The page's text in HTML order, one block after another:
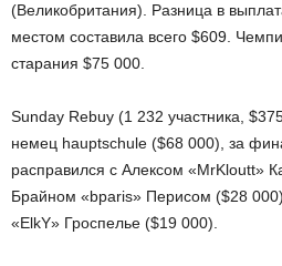
(Великобритания). Разница в
местом составила всего $609.
старания $75 000.
Sunday Rebuy (1 232 участника,
немец hauptschule ($68 000), за
расправился с Алексом «MrKloutt»
Брайном «bparis» Перисом ($28
«ElkY» Гроспелье ($19 000).